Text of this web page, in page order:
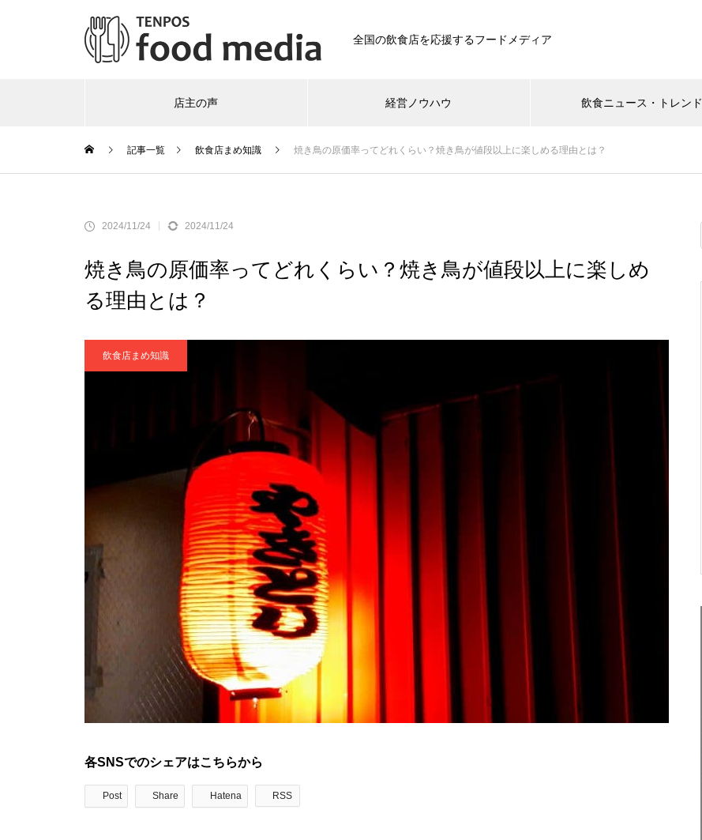
全国の飲食店を応援するフードメディア
店主の声 経営ノウハウ 飲食ニュース・トレンド
記事一覧 飲食店まめ知識 焼き鳥の原価率ってどれくらい？焼き鳥が値段以上に楽しめる理由とは？
2024/11/24 2024/11/24
焼き鳥の原価率ってどれくらい？焼き鳥が値段以上に楽しめ
る理由とは？
飲食店まめ知識
各SNSでのシェアはこちらから
Post Share Hatena RSS